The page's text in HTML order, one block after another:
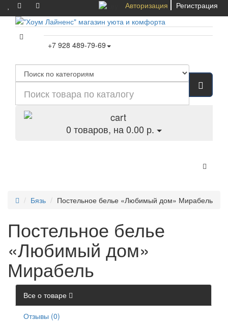
Авторизация Регистрация
+7 928 489-79-69
0 товаров, на 0.00 р.
Бязь Постельное белье «Любимый дом» Мирабель
Постельное белье
«Любимый дом»
Мирабель
Все о товаре
Отзывы (0)